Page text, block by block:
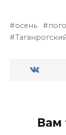
осень
Вам